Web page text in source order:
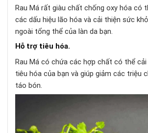
Rau Má rất giàu chất chống oxy hóa có
các dấu hiệu lão hóa và cải thiện sức
ngoài tổng thể của làn da bạn.
Hỗ trợ tiêu hóa.
Rau Má có chứa các hợp chất có thể
tiêu hóa của bạn và giúp giảm các triệu
táo bón.